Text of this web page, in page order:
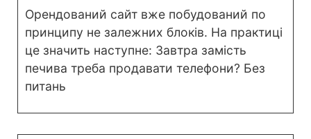
Орендований сайт вже побудований по
принципу не залежних блоків. На практиці
це значить наступне: Завтра замість
печива треба продавати телефони? Без
питань